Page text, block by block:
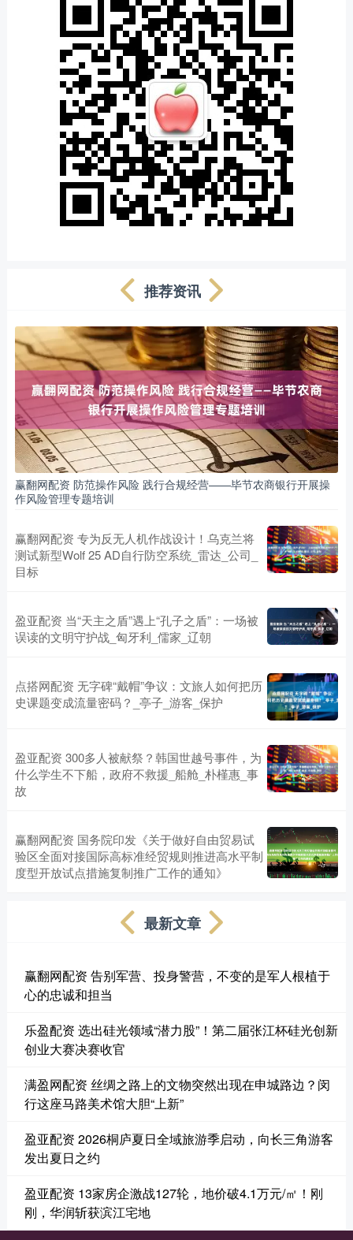
推荐资讯
赢翻网配资 防范操作风险 践行合规经营——毕节农商银行开展操
作风险管理专题培训
赢翻网配资 专为反无人机作战设计！乌克兰将
测试新型Wolf 25 AD自行防空系统_雷达_公司_
目标
盈亚配资 当“天主之盾”遇上“孔子之盾”：一场被
误读的文明守护战_匈牙利_儒家_辽朝
点搭网配资 无字碑“戴帽”争议：文旅人如何把历
史课题变成流量密码？_亭子_游客_保护
盈亚配资 300多人被献祭？韩国世越号事件，为
什么学生不下船，政府不救援_船舱_朴槿惠_事
故
赢翻网配资 国务院印发《关于做好自由贸易试
验区全面对接国际高标准经贸规则推进高水平制
度型开放试点措施复制推广工作的通知》
最新文章
赢翻网配资 告别军营、投身警营，不变的是军人根植于
心的忠诚和担当
乐盈配资 选出硅光领域“潜力股”！第二届张江杯硅光创新
创业大赛决赛收官
满盈网配资 丝绸之路上的文物突然出现在申城路边？闵
行这座马路美术馆大胆“上新”
盈亚配资 2026桐庐夏日全域旅游季启动，向长三角游客
发出夏日之约
盈亚配资 13家房企激战127轮，地价破4.1万元/㎡！刚
刚，华润斩获滨江宅地